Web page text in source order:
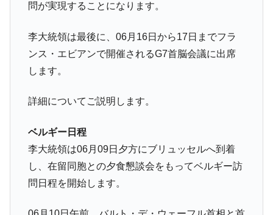
問が実現することになります。
李大統領は最後に、06月16日から17日までフラ
ンス・エビアンで開催されるG7首脳会議に出席
します。
詳細についてご説明します。
ベルギー日程
李大統領は06月09日夕方にブリュッセルへ到着
し、在留同胞との夕食懇談会をもってベルギー訪
問日程を開始します。